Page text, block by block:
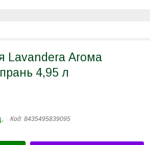
Lavandera Аrома
4,95 л
Код: 8435495839095